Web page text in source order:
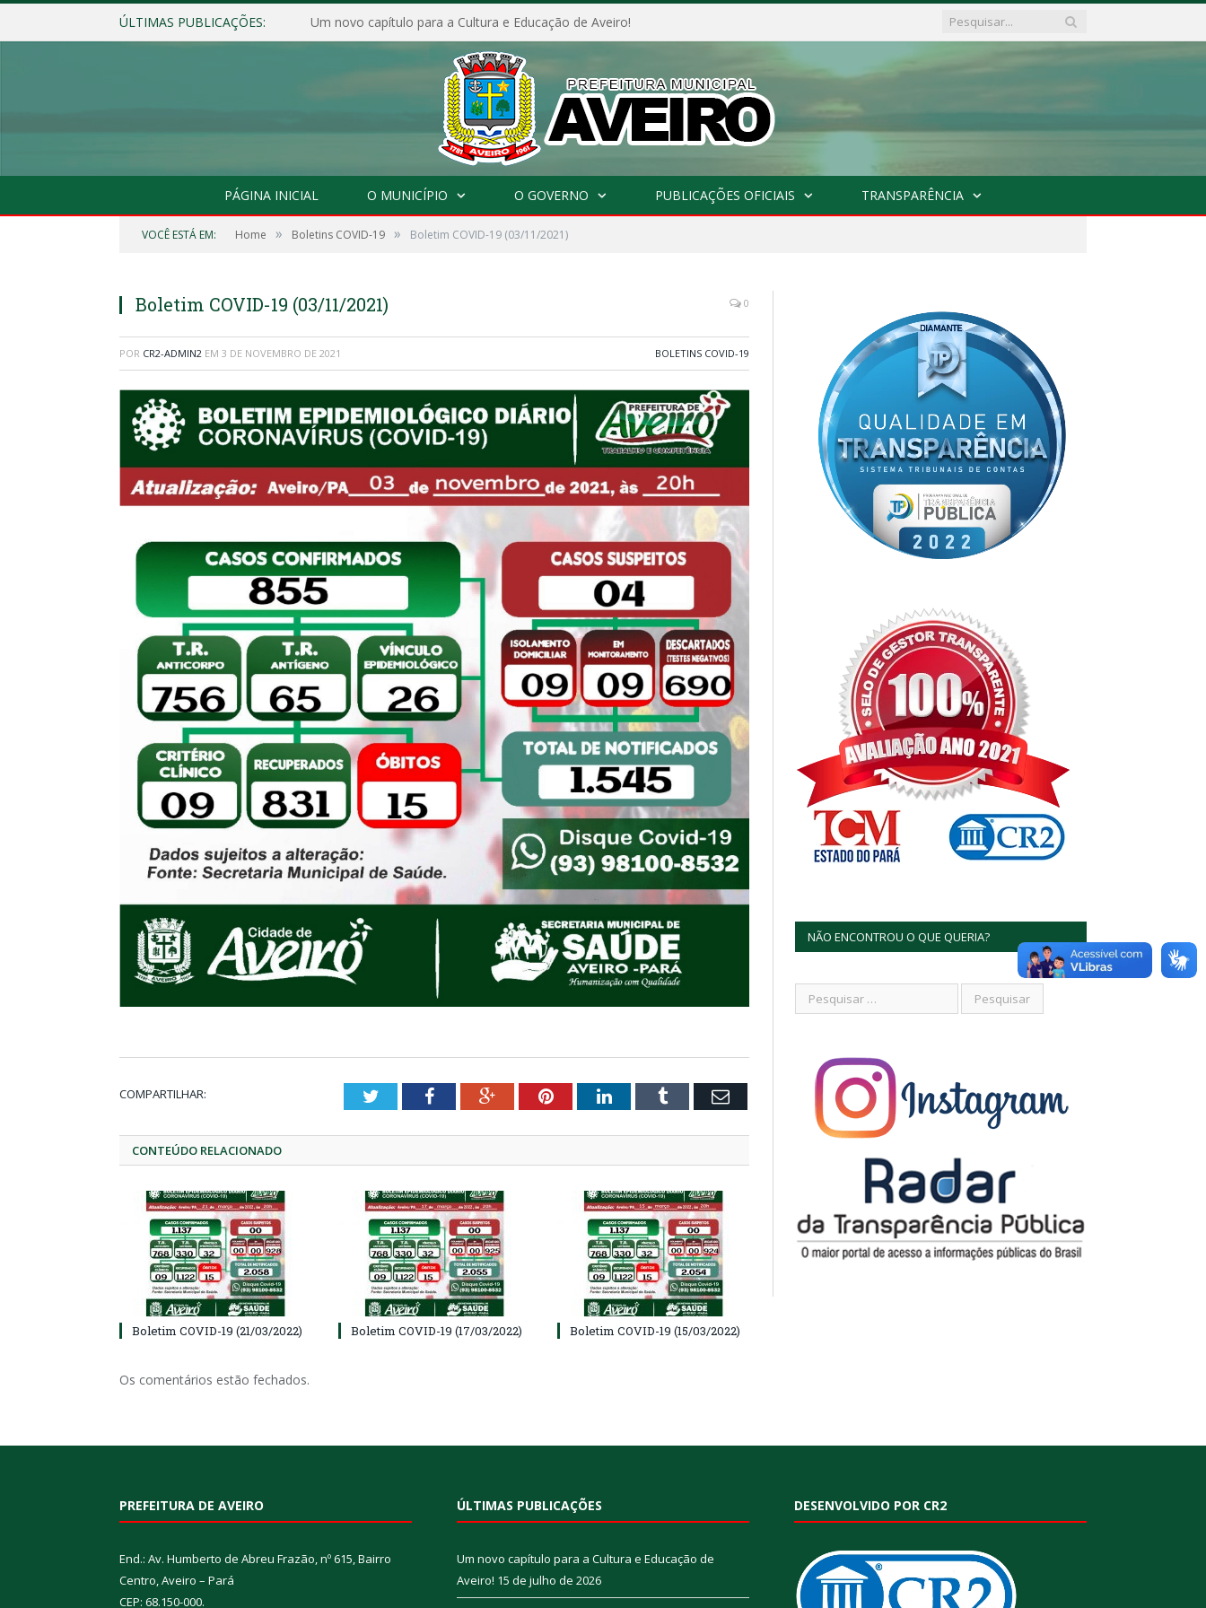
ÚLTIMAS PUBLICAÇÕES: Um novo capítulo para a Cultura e Educação de Aveiro!
PÁGINA INICIAL O MUNICÍPIO O GOVERNO PUBLICAÇÕES OFICIAIS TRANSPARÊNCIA
VOCÊ ESTÁ EM: Home » Boletins COVID-19 » Boletim COVID-19 (03/11/2021)
Boletim COVID-19 (03/11/2021) 0
POR CR2-ADMIN2 EM 3 DE NOVEMBRO DE 2021 BOLETINS COVID-19
COMPARTILHAR: TwitterFacebookGoogle+PinterestLinkedInTumblr Email
CONTEÚDO RELACIONADO
Boletim COVID-19 (21/03/2022) Boletim COVID-19 (17/03/2022) Boletim COVID-19 (15/03/2022)
Os comentários estão fechados.
NÃO ENCONTROU O QUE QUERIA?
PREFEITURA DE AVEIRO
End.: Av. Humberto de Abreu Frazão, nº 615, Bairro
Centro, Aveiro – Pará
CEP: 68.150-000.
ÚLTIMAS PUBLICAÇÕES
Um novo capítulo para a Cultura e Educação de
Aveiro! 15 de julho de 2026
DESENVOLVIDO POR CR2